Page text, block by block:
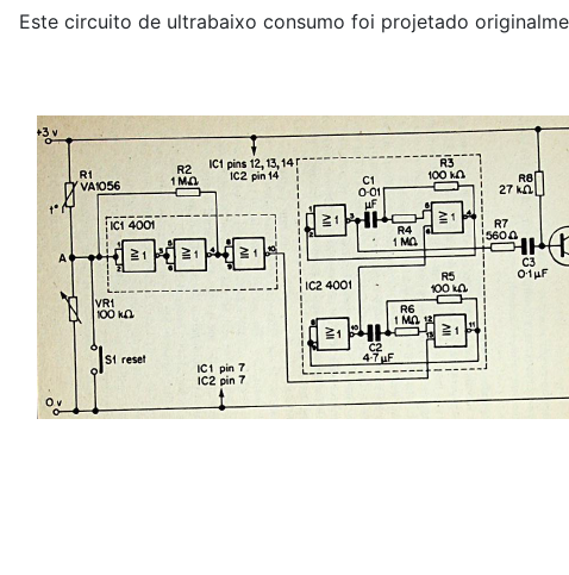
Este circuito de ultrabaixo consumo foi projetado